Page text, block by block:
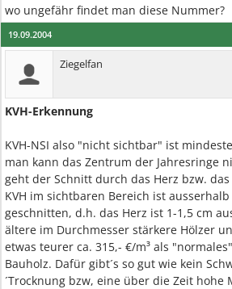
wo ungefähr findet man diese Nummer?
19.09.2004
Ziegelfan
KVH-Erkennung
KVH-NSI also "nicht sichtbar" ist
man kann das Zentrum der Jahresringe
geht der Schnitt durch das Herz bzw.
KVH im sichtbaren Bereich ist
geschnitten, d.h. das Herz ist 1-1,5 cm
ältere im Durchmesser stärkere Hölzer
etwas teurer ca. 315,- €/m³ als
Bauholz. Dafür gibt´s so gut wie kein
´Trocknung bzw, eine über die Zeit hohe